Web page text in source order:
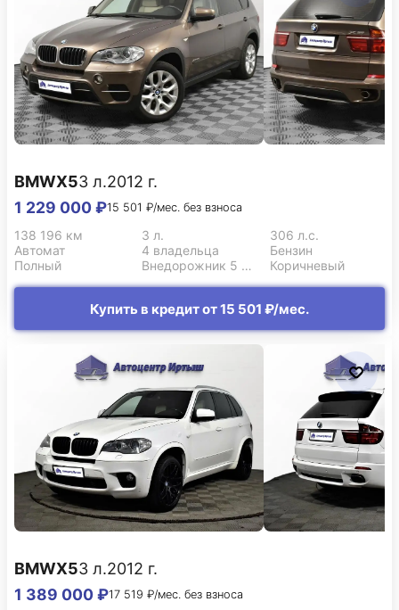
BMWX53 л.2012 г.
1 229 000 ₽15 501 ₽/мес. без взноса
138 196 км 3 л.
306 л.с.
Автомат
4 владельца
Бензин
Полный
Внедорожник 5 дв. Коричневый
Купить в кредит от 15 501 ₽/мес.
BMWX53 л.2012 г.
1 389 000 ₽17 519 ₽/мес. без взноса